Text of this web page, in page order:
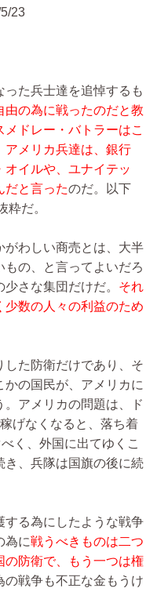
23
た兵士達を追悼するも
由の為に戦ったのだと教
ドレー・バトラーはこ
アメリカ兵達は、銀行
イルや、ユナイテッ
だと言ったのだ。以下
粋だ。
がわしい商売とは、大半
の、と言ってよいだろ
さな集団だけだ。 それ
少数の人々の利益のため
た防衛だけであり、そ
の国民が、アメリカに
アメリカの問題は、ド
げなくなると、落ち着
く、外国に出てゆくこ
き、兵隊は国旗の後に続
する為にしたような戦争
為に戦うべきものは二つ
の防衛で、もう一つは権
の戦争も不正な金もうけ